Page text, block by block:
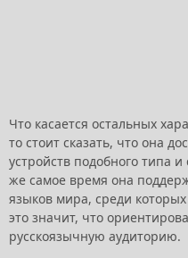
Что касается остальных
то стоит сказать, что она
устройств подобного типа и
же самое время она
языков мира, среди которых
это значит, что
русскоязычную аудиторию.